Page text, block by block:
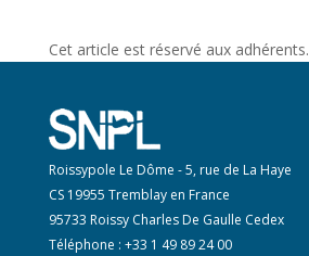
Cet article est réservé aux adhérents.
Roissypole Le Dôme - 5, rue de La Haye
CS 19955 Tremblay en France
95733 Roissy Charles De Gaulle Cedex
Téléphone : +33 1 49 89 24 00